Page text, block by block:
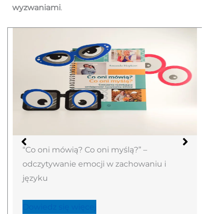
wyzwaniami.
“Co oni mówią? Co oni myślą?” –
odczytywanie emocji w zachowaniu i
języku